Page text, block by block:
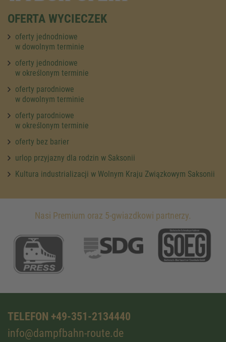
OFERTA WYCIECZEK
oferty jednodniowe
w dowolnym terminie
oferty jednodniowe
w określonym terminie
oferty parodniowe
w dowolnym terminie
oferty parodniowe
w określonym terminie
oferty bez barier
urlop przyjazny dla rodzin w Saksonii
Kultura industrializacji w Wolnym Kraju Związkowym Saksonii
Nasi Premium oraz 5-gwiazdkowi partnerzy.
TELEFON +49-351-2134440
info@dampfbahn-route.de